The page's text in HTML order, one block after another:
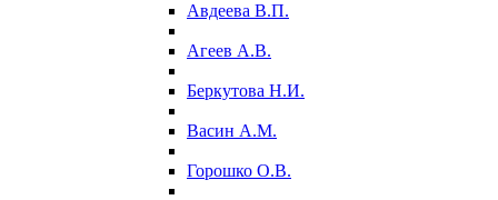
Авдеева В.П.
Агеев А.В.
Беркутова Н.И.
Васин А.М.
Горошко О.В.